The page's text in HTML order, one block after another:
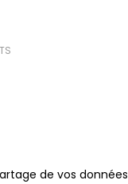
de vos données